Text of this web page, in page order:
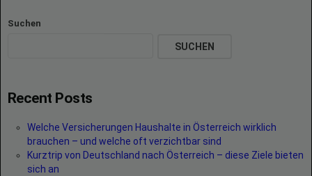
Suchen
SUCHEN
Recent Posts
Welche Versicherungen Haushalte in Österreich wirklich
brauchen – und welche oft verzichtbar sind
Kurztrip von Deutschland nach Österreich – diese Ziele bieten
sich an